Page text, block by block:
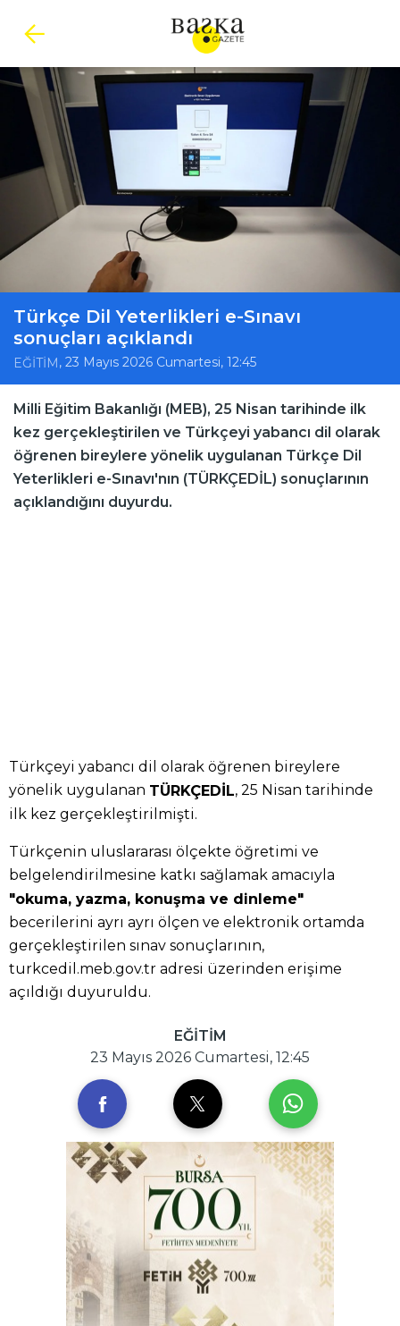
Türkçe Dil Yeterlikleri e-Sınavı
sonuçları açıklandı
EĞİTİM , 23 Mayıs 2026 Cumartesi, 12:45
Milli Eğitim Bakanlığı (MEB), 25 Nisan tarihinde ilk
kez gerçekleştirilen ve Türkçeyi yabancı dil olarak
öğrenen bireylere yönelik uygulanan Türkçe Dil
Yeterlikleri e-Sınavı'nın (TÜRKÇEDİL) sonuçlarının
açıklandığını duyurdu.
Türkçeyi yabancı dil olarak öğrenen bireylere
yönelik uygulanan TÜRKÇEDİL, 25 Nisan tarihinde
ilk kez gerçekleştirilmişti.
Türkçenin uluslararası ölçekte öğretimi ve
belgelendirilmesine katkı sağlamak amacıyla
"okuma, yazma, konuşma ve dinleme"
becerilerini ayrı ayrı ölçen ve elektronik ortamda
gerçekleştirilen sınav sonuçlarının,
turkcedil.meb.gov.tr adresi üzerinden erişime
açıldığı duyuruldu.
EĞİTİM
23 Mayıs 2026 Cumartesi, 12:45